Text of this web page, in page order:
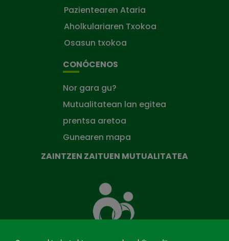
Pazientearen Ataria
Aholkulariaren Txokoa
Osasun txokoa
CONÓCENOS
Nor gara gu?
Mutualitatean lan egitea
prentsa aretoa
Gunearen mapa
ZAINTZEN ZAITUEN MUTUALITATEA
zaituen
Mutua